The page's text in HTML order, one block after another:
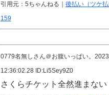
引用元：5ちゃんねる｜ 後払い（ツケ
159
0779名無しさん＠お腹いっぱい。
12:36:02.28
ID:Li5Sey9Z0
さくらチケット全然進まない